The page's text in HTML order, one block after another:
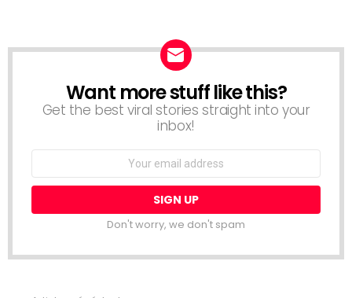
NEWSLETTER
Want more stuff like this?
Get the best viral stories straight into your
inbox!
Email
Don't worry, we don't spam